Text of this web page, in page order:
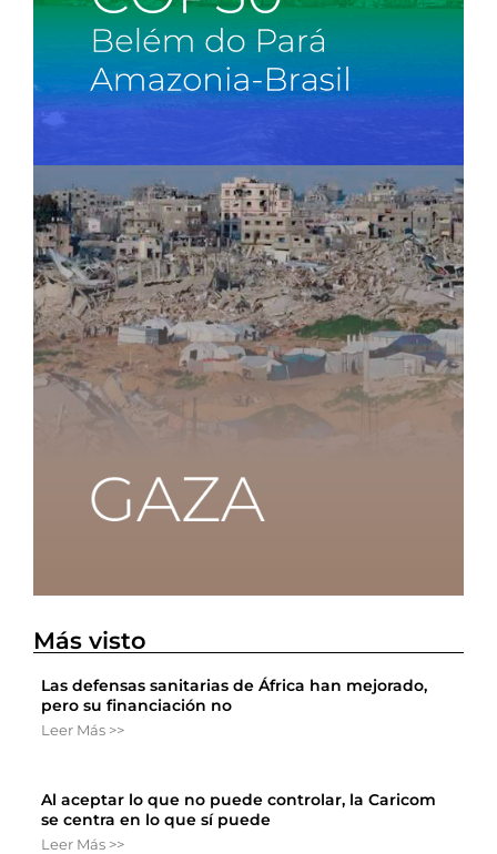
Más visto
Las defensas sanitarias de África han mejorado,
pero su financiación no
Leer Más >>
Al aceptar lo que no puede controlar, la Caricom
se centra en lo que sí puede
Leer Más >>